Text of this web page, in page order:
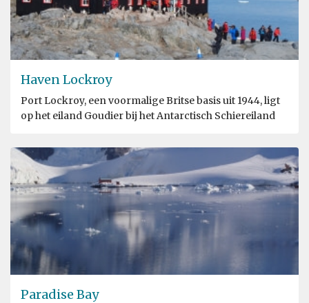
Haven Lockroy
Port Lockroy, een voormalige Britse basis uit 1944, ligt
op het eiland Goudier bij het Antarctisch Schiereiland
Paradise Bay